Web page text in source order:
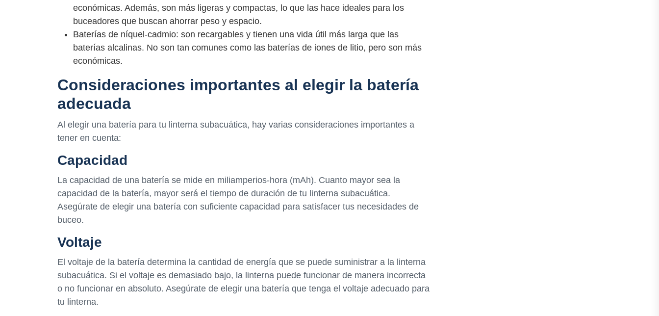
económicas. Además, son más ligeras y compactas, lo que las hace ideales para los
buceadores que buscan ahorrar peso y espacio.
Baterías de níquel-cadmio: son recargables y tienen una vida útil más larga que las
baterías alcalinas. No son tan comunes como las baterías de iones de litio, pero son más
económicas.
Consideraciones importantes al elegir la batería
adecuada
Al elegir una batería para tu linterna subacuática, hay varias consideraciones importantes a
tener en cuenta:
Capacidad
La capacidad de una batería se mide en miliamperios-hora (mAh). Cuanto mayor sea la
capacidad de la batería, mayor será el tiempo de duración de tu linterna subacuática.
Asegúrate de elegir una batería con suficiente capacidad para satisfacer tus necesidades de
buceo.
Voltaje
El voltaje de la batería determina la cantidad de energía que se puede suministrar a la linterna
subacuática. Si el voltaje es demasiado bajo, la linterna puede funcionar de manera incorrecta
o no funcionar en absoluto. Asegúrate de elegir una batería que tenga el voltaje adecuado para
tu linterna.